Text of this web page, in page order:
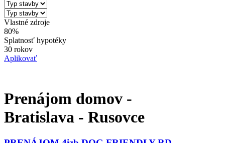
Vlastné zdroje
80%
Splatnosť hypotéky
30 rokov
Aplikovať
Prenájom domov -
Bratislava - Rusovce